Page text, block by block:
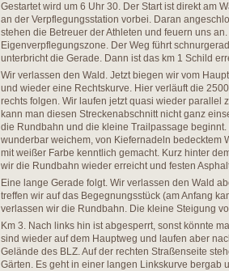
Gestartet wird um 6 Uhr 30. Der Start ist direkt am
an der Verpflegungsstation vorbei. Daran
stehen die Betreuer der Athleten und feuern uns
Eigenverpflegungszone. Der Weg führt
unterbricht die Gerade. Dann ist das km 1 Schild
Wir verlassen den Wald. Jetzt biegen wir vom
und wieder eine Rechtskurve. Hier verläuft die
rechts folgen. Wir laufen jetzt quasi wieder parallel
kann man diesen Streckenabschnitt nicht ganz
die Rundbahn und die kleine Trailpassage
wunderbar weichem, von Kiefernadeln bedecktem
mit weißer Farbe kenntlich gemacht. Kurz hinter
wir die Rundbahn wieder erreicht und festen
Eine lange Gerade folgt. Wir verlassen den Wald
treffen wir auf das Begegnungsstück (am Anfang
verlassen wir die Rundbahn. Die kleine Steigung
Km 3. Nach links hin ist abgesperrt, sonst könnte
sind wieder auf dem Hauptweg und laufen aber
Gelände des BLZ. Auf der rechten Straßenseite
Gärten. Es geht in einer langen Linkskurve bergab